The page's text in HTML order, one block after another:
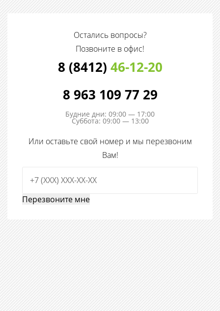
Остались вопросы?
Позвоните в офис!
8 (8412) 46-12-20
8 963 109 77 29
Будние дни: 09:00 — 17:00
Суббота: 09:00 — 13:00
Или оставьте свой номер и мы перезвоним
Вам!